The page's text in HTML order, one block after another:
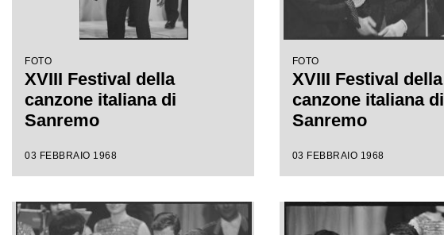
FOTO
XVIII Festival della
canzone italiana di
Sanremo
03 FEBBRAIO 1968
FOTO
XVIII Festival della
canzone italiana di
Sanremo
03 FEBBRAIO 1968